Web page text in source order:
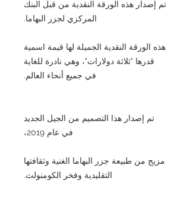
تم إصدار هذه الورقة النقدية من قبل البنك
المركزي لجزر البهاما.
هذه الورقة النقدية الجميلة لها قيمة اسمية
قدرها "ثلاثة دولارات"، وهي نادرة للغاية
في جميع أنحاء العالم.
تم إصدار هذا التصميم من الجيل الجديد
في عام 2019،
مزيج من طبيعة جزر البهاما الغنية وثقافتها
التقليدية وفخر الكومنولث.